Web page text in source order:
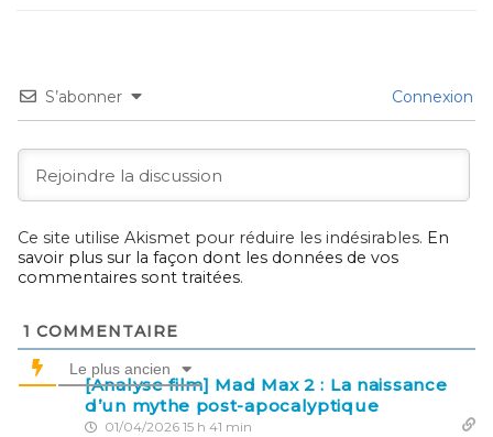
S’abonner Connexion
Ce site utilise Akismet pour réduire les indésirables. En
savoir plus sur la façon dont les données de vos
commentaires sont traitées.
1 COMMENTAIRE
Le plus ancien
[Analyse film] Mad Max 2 : La naissance
d’un mythe post-apocalyptique
01/04/2026 15 h 41 min